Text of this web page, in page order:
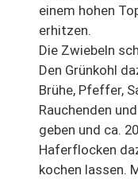
einem hohen
erhitzen.
Die Zwiebeln
Den Grünkohl
Brühe, Pfeffer,
Rauchenden
geben und ca.
Haferflocken
kochen lassen.